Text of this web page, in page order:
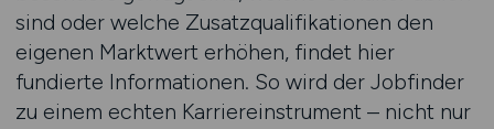
sind oder welche Zusatzqualifikationen den
eigenen Marktwert erhöhen, findet hier
fundierte Informationen. So wird der Jobfinder
zu einem echten Karriereinstrument – nicht nur